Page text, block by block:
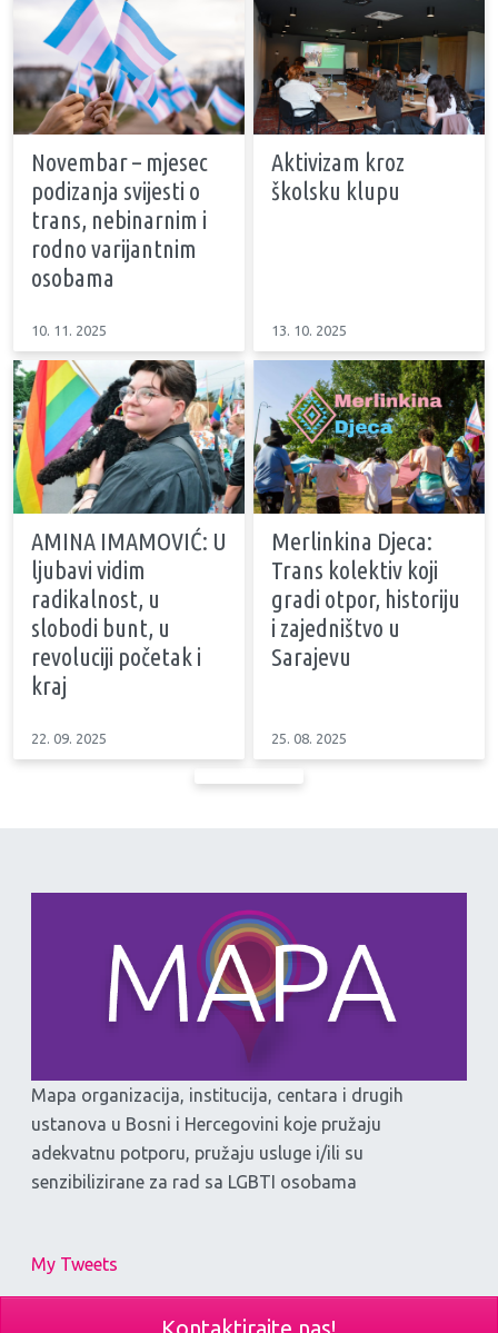
Novembar – mjesec
podizanja svijesti o
trans, nebinarnim i
rodno varijantnim
osobama
10. 11. 2025
Aktivizam kroz
školsku klupu
13. 10. 2025
AMINA IMAMOVIĆ: U
ljubavi vidim
radikalnost, u
slobodi bunt, u
revoluciji početak i
kraj
22. 09. 2025
Merlinkina Djeca:
Trans kolektiv koji
gradi otpor, historiju
i zajedništvo u
Sarajevu
25. 08. 2025
Mapa organizacija, institucija, centara i drugih
ustanova u Bosni i Hercegovini koje pružaju
adekvatnu potporu, pružaju usluge i/ili su
senzibilizirane za rad sa LGBTI osobama
My Tweets
Kontaktirajte nas!